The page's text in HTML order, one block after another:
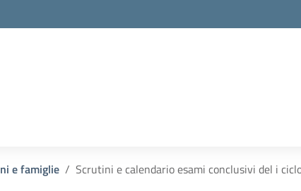
e famiglie Scrutini e calendario esami conclusivi del i